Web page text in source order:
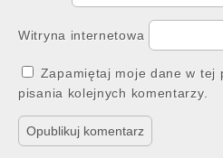
Witryna internetowa
Zapamiętaj moje dane w tej
pisania kolejnych komentarzy.